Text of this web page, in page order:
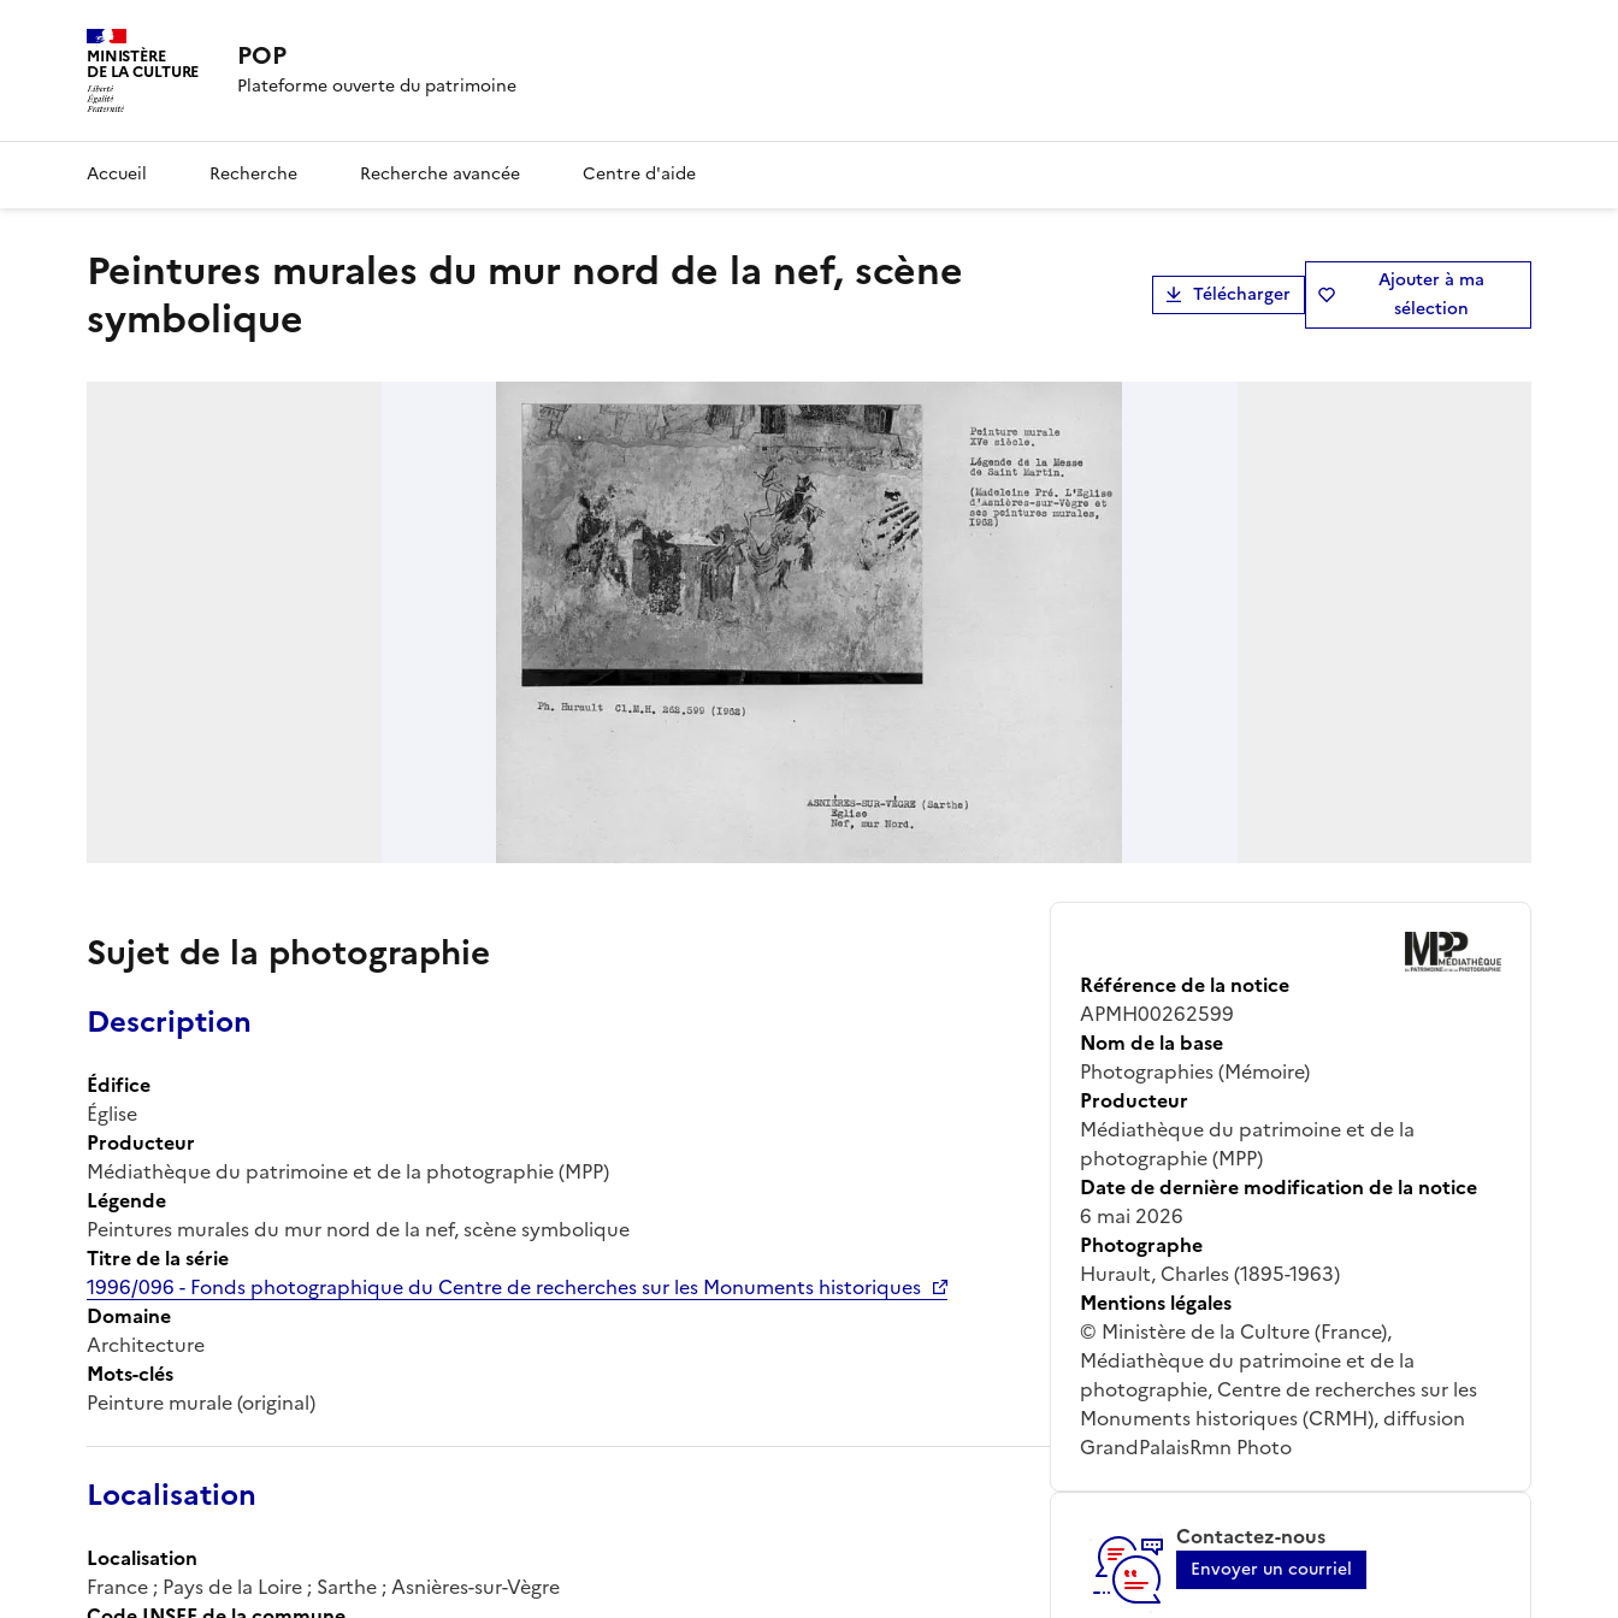
MINISTÈRE
DE LA CULTURE POP
Plateforme ouverte du patrimoine
Accueil Recherche Recherche avancée Centre d'aide
Peintures murales du mur nord de la nef, scène
symbolique
Télécharger
Ajouter à ma
sélection
Sujet de la photographie
Description
Édifice
Église
Producteur
Médiathèque du patrimoine et de la photographie (MPP)
Légende
Peintures murales du mur nord de la nef, scène symbolique
Titre de la série
1996/096 - Fonds photographique du Centre de recherches sur les Monuments historiques
Domaine
Architecture
Mots-clés
Peinture murale (original)
Localisation
Localisation
France ; Pays de la Loire ; Sarthe ; Asnières-sur-Vègre
Référence de la notice
APMH00262599
Nom de la base
Photographies (Mémoire)
Producteur
Médiathèque du patrimoine et de la
photographie (MPP)
Date de dernière modification de la notice
6 mai 2026
Photographe
Hurault, Charles (1895-1963)
Mentions légales
© Ministère de la Culture (France),
Médiathèque du patrimoine et de la
photographie, Centre de recherches sur les
Monuments historiques (CRMH), diffusion
GrandPalaisRmn Photo
Contactez-nous
Envoyer un courriel